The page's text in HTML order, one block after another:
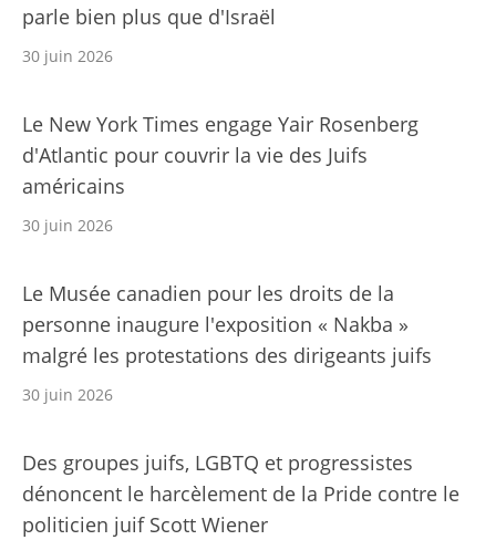
parle bien plus que d'Israël
30 juin 2026
Le New York Times engage Yair Rosenberg
d'Atlantic pour couvrir la vie des Juifs
américains
30 juin 2026
Le Musée canadien pour les droits de la
personne inaugure l'exposition « Nakba »
malgré les protestations des dirigeants juifs
30 juin 2026
Des groupes juifs, LGBTQ et progressistes
dénoncent le harcèlement de la Pride contre le
politicien juif Scott Wiener